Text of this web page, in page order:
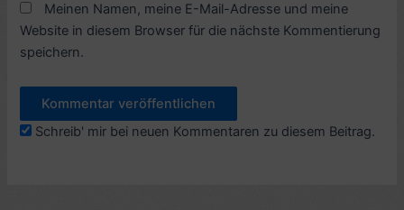
Meinen Namen, meine E-Mail-Adresse und meine
Website in diesem Browser für die nächste Kommentierung
speichern.
Schreib' mir bei neuen Kommentaren zu diesem Beitrag.